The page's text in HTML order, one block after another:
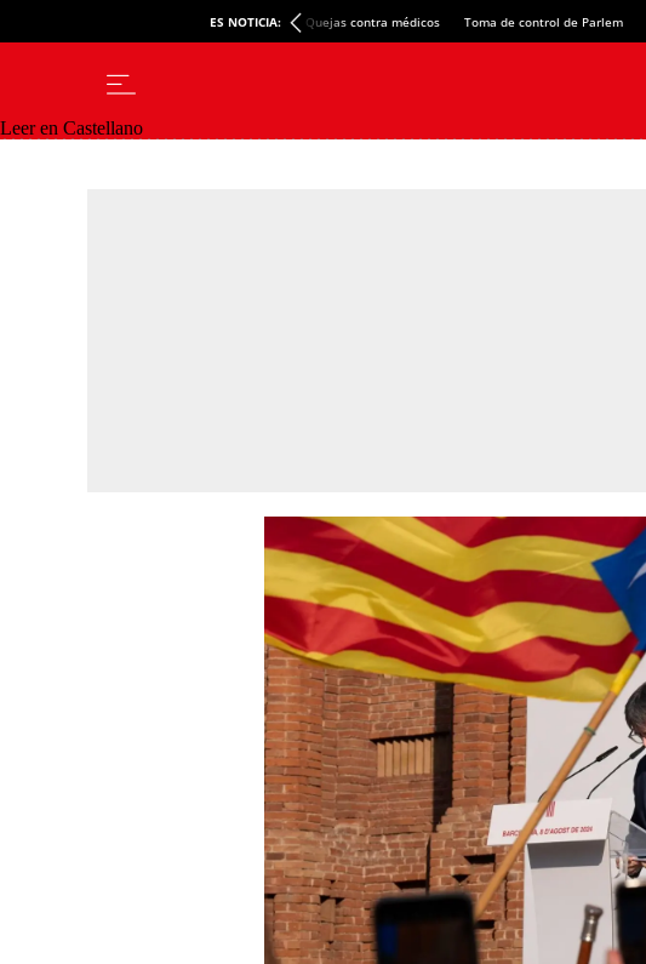
ES NOTICIA: Quejas contra médicos Toma de control de Parlem
Leer en Castellano